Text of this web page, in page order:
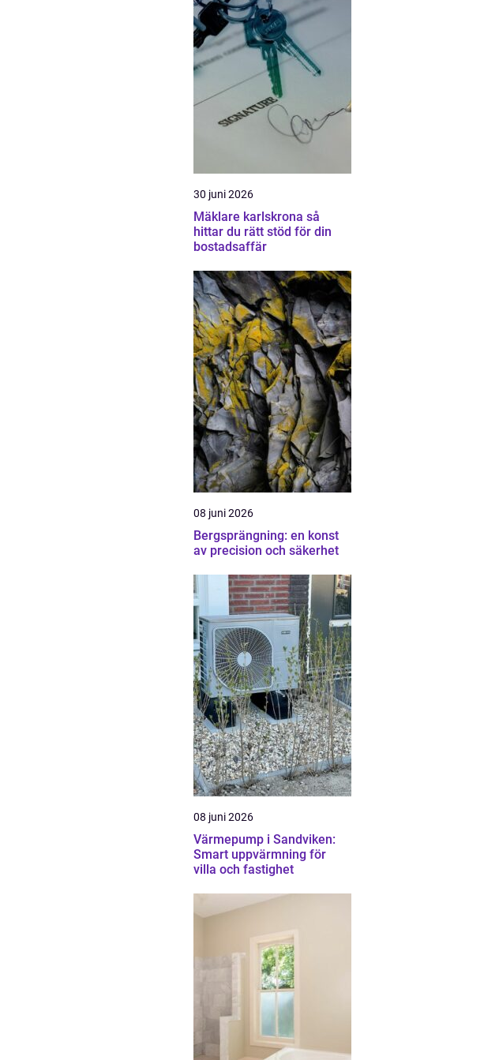
30 juni 2026
Mäklare karlskrona så
hittar du rätt stöd för din
bostadsaffär
08 juni 2026
Bergsprängning: en konst
av precision och säkerhet
08 juni 2026
Värmepump i Sandviken:
Smart uppvärmning för
villa och fastighet